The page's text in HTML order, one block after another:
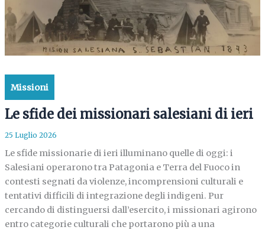
Missioni
Le sfide dei missionari salesiani di ieri
25 Luglio 2026
Le sfide missionarie di ieri illuminano quelle di oggi: i
Salesiani operarono tra Patagonia e Terra del Fuoco in
contesti segnati da violenze, incomprensioni culturali e
tentativi difficili di integrazione degli indigeni. Pur
cercando di distinguersi dall’esercito, i missionari agirono
entro categorie culturali che portarono più a una